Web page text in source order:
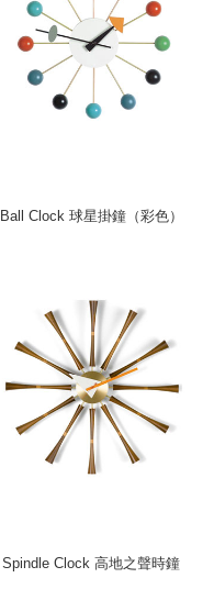
Ball Clock 球星掛鐘（彩色）
Spindle Clock 高地之聲時鐘